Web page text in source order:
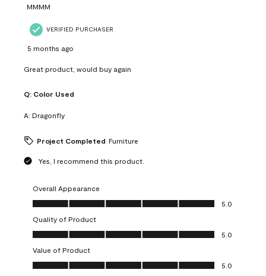
MMMM
VERIFIED PURCHASER
5 months ago
Great product, would buy again
Q: Color Used
A: Dragonfly
Project Completed Furniture
Yes, I recommend this product.
Overall Appearance
Overall Appearance, 5.0 out of 5
5.0
Quality of Product
Quality of Product, 5.0 out of 5
5.0
Value of Product
Value of Product, 5.0 out of 5
5.0